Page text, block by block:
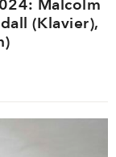
Malcolm
(Klavier),